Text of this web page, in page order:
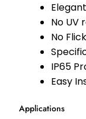
No UV
No
IP65
Easy
Applications